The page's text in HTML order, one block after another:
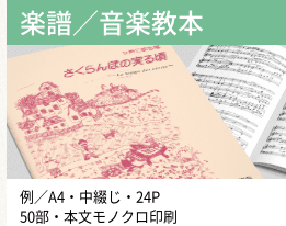
楽譜／音楽教本
例／A4・中綴じ・24P
50部・本文モノクロ印刷